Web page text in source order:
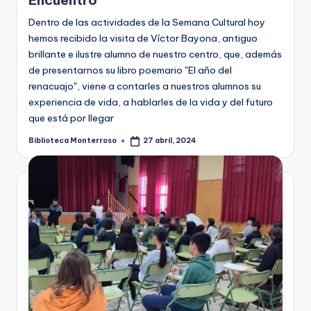
Dentro de las actividades de la Semana Cultural hoy
hemos recibido la visita de Víctor Bayona, antiguo
brillante e ilustre alumno de nuestro centro, que, además
de presentarnos su libro poemario "El año del
renacuajo", viene a contarles a nuestros alumnos su
experiencia de vida, a hablarles de la vida y del futuro
que está por llegar
Publicado
Biblioteca Monterroso 27 abril, 2024